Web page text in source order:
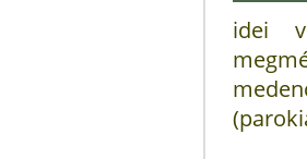
idei